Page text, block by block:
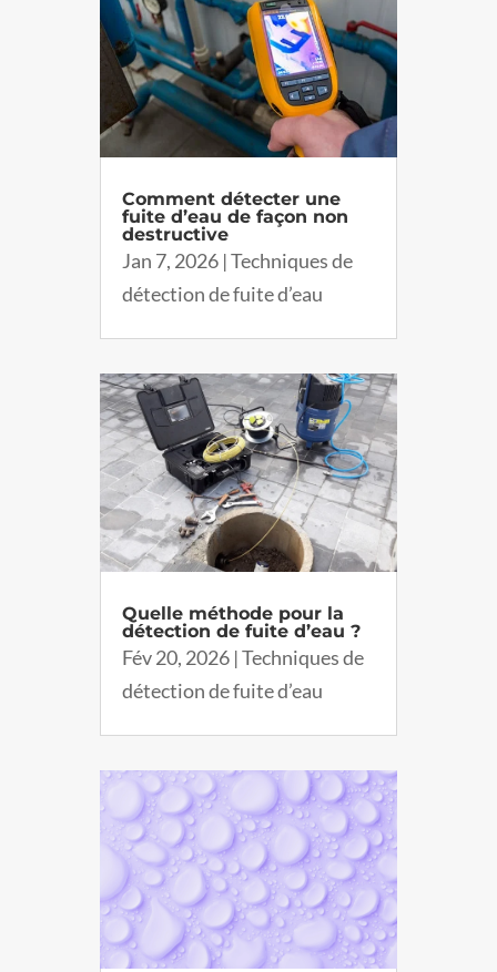
Comment détecter une
fuite d’eau de façon non
destructive
Jan 7, 2026|Techniques de
détection de fuite d’eau
Quelle méthode pour la
détection de fuite d’eau ?
Fév 20, 2026|Techniques de
détection de fuite d’eau